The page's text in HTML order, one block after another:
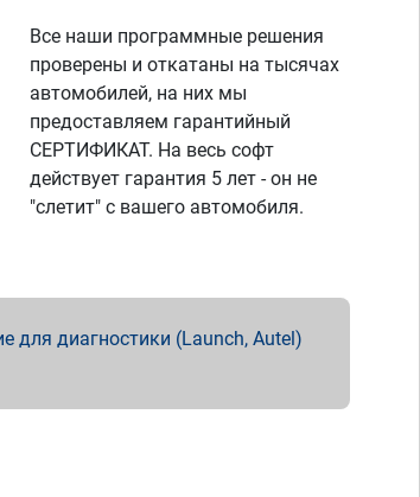
Все наши программные решения
проверены и откатаны на тысячах
автомобилей, на них мы
предоставляем гарантийный
СЕРТИФИКАТ. На весь софт
действует гарантия 5 лет - он не
"слетит" с вашего автомобиля.
для диагностики (Launch, Autel)